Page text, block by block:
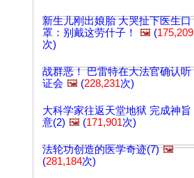
新生儿刚出娘胎 大哭扯下医生口
罩：别戴这劳什子！
🖼️ (175,209
次)
战群恶！ 巴雷特在大法官确认听
证会 🖼️ (228,231次)
大科学家往返天堂地狱 完成神旨
意(2) 🖼️ (171,901次)
法轮功创造的医学奇迹(7) 🖼️
(281,184次)